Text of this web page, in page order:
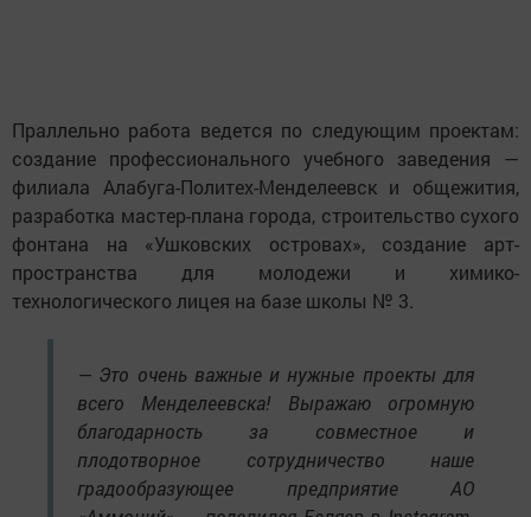
Праллельно работа ведется по следующим проектам:
создание профессионального учебного заведения —
филиала Алабуга-Политех-Менделеевск и общежития,
разработка мастер-плана города, строительство сухого
фонтана на «Ушковских островах», создание арт-
пространства для молодежи и химико-
технологического лицея на базе школы № 3.
— Это очень важные и нужные проекты для
всего Менделеевска! Выражаю огромную
благодарность за совместное и
плодотворное сотрудничество наше
градообразующее предприятие АО